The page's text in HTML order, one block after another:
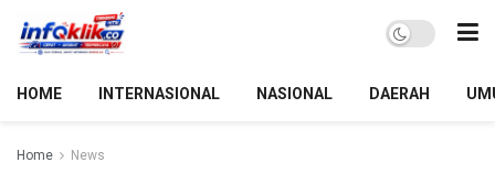
HOME INTERNASIONAL NASIONAL DAERAH
Home News